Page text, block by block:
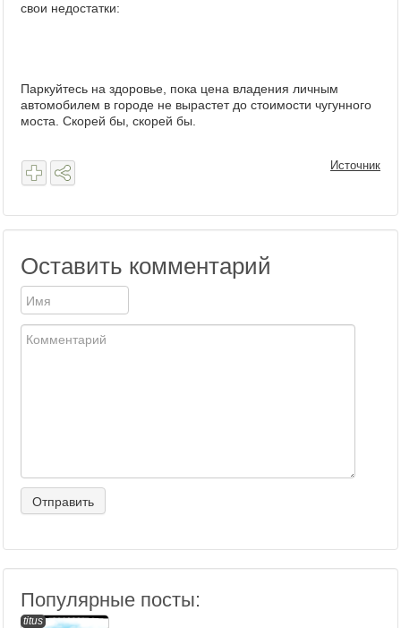
свои недостатки:
Паркуйтесь на здоровье, пока цена владения личным
автомобилем в городе не вырастет до стоимости чугунного
моста. Скорей бы, скорей бы.
Источник
Оставить комментарий
Популярные посты:
titus